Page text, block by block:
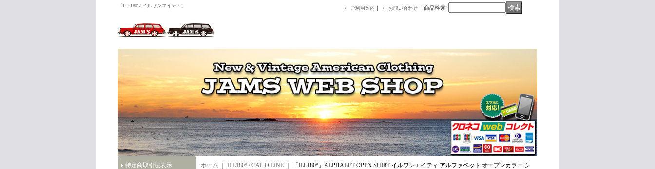
「ILL180°/ イルワンエイティ」 ご利用案内 ｜ お問い合わせ 商品検索:
特定商取引法表示 ホーム ILL180° / CAL O LINE
「ILL180°」ALPHABET OPEN SHIRT イルワンエイティ アルファベット オープンカラー シ